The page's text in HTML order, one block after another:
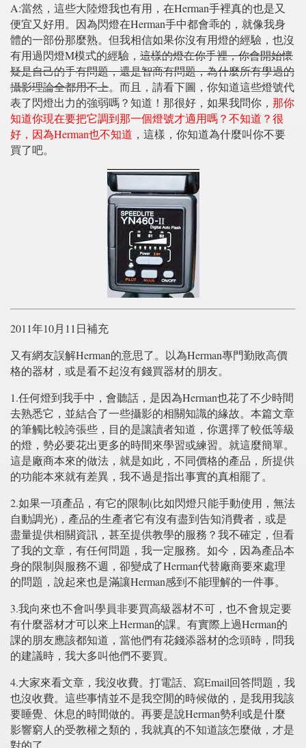
A:當然，這些大陸燈我也有用，在Herman手裡真的也是又
便宜又好用。因為閃燈在Herman手中都會乖的，就像我身
體的一部份那麼熟。但我相信如果你沒有用燈的經驗，也沒
有用過閃燈M模式的經驗， 這樣的燈在你手裡，你會開始懷
疑是自己的手有問題，還是智商有問題，為什麼所有學過的
攝影理論全都用不上。而且，請看下圖，你知道這些燈號代
表了閃燈出力的強弱嗎？知道！那很好，如果我問你， 那你
知道你現在要把它調到那一個燈號才適用嗎？不知道？很
好，因為Herman也不知道 ，這樣，你知道為什麼叫你不要
買了吧。
2011年10月11日補充
又有網友誤解Herman的意思了。以為Herman專門勤敗高價
格的器材，或是看不起沒有錢買器材的朋友。
1.任何燈到我手中，會聽話，是因為Herman也花了不少時間
去熟悉它，並結合了一些攝影的相關知識的緣故。本篇文章
的筆觸比較誇張些，目的是讓讀者知道，你選擇了較低等級
的燈，勢必要花出更多的時間來學習或練習。就這麼簡單。
這是廠商本來的做法，就是如此，不同價格的產品，所提供
的功能本來就有差異，我不過是指出事實的真相罷了。
2.如果一項產品，有它的限制(比如閃燈只能手動使用，無法
自動調光)，產品的生產者它有沒有盡到告知消費者，或是
盡量提供相關資訊，甚至提供教學的服務？我不確定，但看
了我的文章，有任何問題，我一定服務。如今，因為產品本
身的限制與服務不週，卻變成了Herman代替廠商要來處理
的問題，說起來也是滿讓Herman感到不能理解的一件事。
3.我向來也不會叫學員非要買高級器材不可，也不會規定要
有什麼器材才可以來上Herman的課。有實際上過Herman的
課的朋友應該都知道，當他們有花錢添器材的念頭時，問我
的建議時，我大多叫他們不要買。
4.大家來看文章，我沒收費。打電話、寫Email回答問題，我
也沒收費。這些事情並不是我空閒的時候做的，是我用我該
要睡覺、休息的時間做的。再要是說Herman勢利或是什麼
影響窮人的受教權之類的，我就真的不知道該怎麼做，才是
對的了。